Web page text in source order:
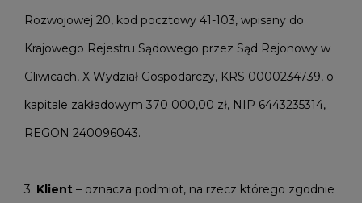
Rozwojowej 20, kod pocztowy 41-103, wpisany do
Krajowego Rejestru Sądowego przez Sąd Rejonowy w
Gliwicach, X Wydział Gospodarczy, KRS 0000234739, o
kapitale zakładowym 370 000,00 zł, NIP 6443235314,
REGON 240096043.
3. Klient – oznacza podmiot, na rzecz którego zgodnie